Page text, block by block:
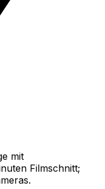
mit
Filmschnitt;